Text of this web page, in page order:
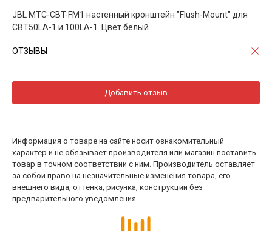
JBL MTC-CBT-FM1 настенный кронштейн "Flush-Mount" для
CBT50LA-1 и 100LA-1. Цвет белый
ОТЗЫВЫ
Добавить отзыв
Информация о товаре на сайте носит ознакомительный
характер и не обязывает производителя или магазин поставить
товар в точном соответствии с ним. Производитель оставляет
за собой право на незначительные изменения товара, его
внешнего вида, оттенка, рисунка, конструкции без
предварительного уведомления.